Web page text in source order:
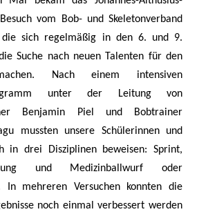
vom Bob- und Skeletonverband
die sich regelmäßig in den 6. und 9.
Suche nach neuen Talenten für den
Nach einem intensiven
unter der Leitung von
Benjamin Piel und Bobtrainer
mussten unsere Schülerinnen und
in drei Disziplinen beweisen: Sprint,
und Medizinballwurf oder
In mehreren Versuchen konnten die
noch einmal verbessert werden